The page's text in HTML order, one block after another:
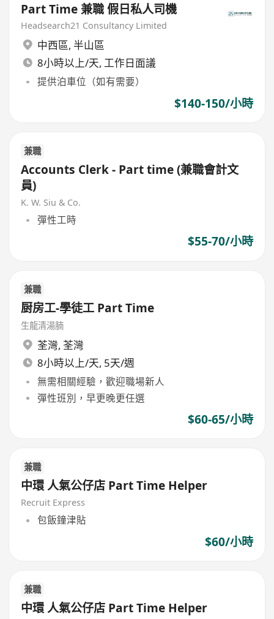
Part Time 兼職 假日私人司機
Headsearch21 Consultancy Limited
中西區, 半山區
8小時以上/天, 工作日面議
提供泊車位（如有需要）
$140-150/小時
兼職
Accounts Clerk - Part time (兼職會計文
員)
K. W. Siu & Co.
彈性工時
$55-70/小時
兼職
厨房工-學徒工 Part Time
生龍清湯腩
荃灣, 荃灣
8小時以上/天, 5天/週
無需相關經驗，歡迎職場新人
彈性班別，早更晚更任選
$60-65/小時
兼職
中環 人氣公仔店 Part Time Helper
Recruit Express
包飯鐘津貼
$60/小時
兼職
中環 人氣公仔店 Part Time Helper